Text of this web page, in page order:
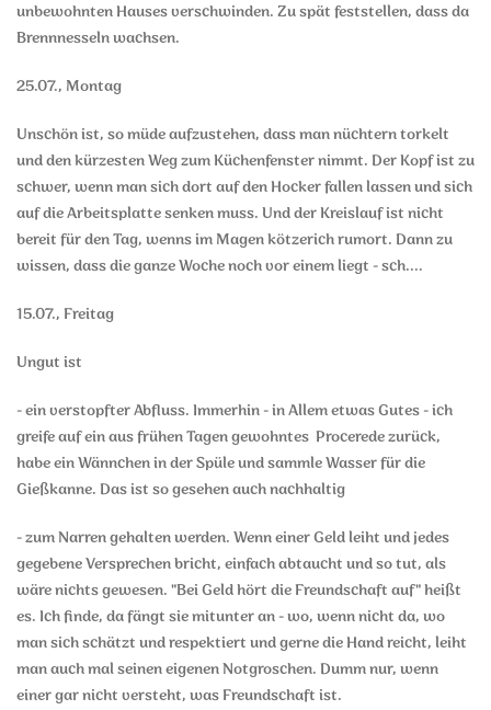
unbewohnten Hauses verschwinden. Zu spät feststellen, dass da
Brennnesseln wachsen.
25.07., Montag
Unschön ist, so müde aufzustehen, dass man nüchtern torkelt
und den kürzesten Weg zum Küchenfenster nimmt. Der Kopf ist zu
schwer, wenn man sich dort auf den Hocker fallen lassen und sich
auf die Arbeitsplatte senken muss. Und der Kreislauf ist nicht
bereit für den Tag, wenns im Magen kötzerich rumort. Dann zu
wissen, dass die ganze Woche noch vor einem liegt - sch....
15.07., Freitag
Ungut ist
- ein verstopfter Abfluss. Immerhin - in Allem etwas Gutes - ich
greife auf ein aus frühen Tagen gewohntes Procerede zurück,
habe ein Wännchen in der Spüle und sammle Wasser für die
Gießkanne. Das ist so gesehen auch nachhaltig
- zum Narren gehalten werden. Wenn einer Geld leiht und jedes
gegebene Versprechen bricht, einfach abtaucht und so tut, als
wäre nichts gewesen. "Bei Geld hört die Freundschaft auf" heißt
es. Ich finde, da fängt sie mitunter an - wo, wenn nicht da, wo
man sich schätzt und respektiert und gerne die Hand reicht, leiht
man auch mal seinen eigenen Notgroschen. Dumm nur, wenn
einer gar nicht versteht, was Freundschaft ist.